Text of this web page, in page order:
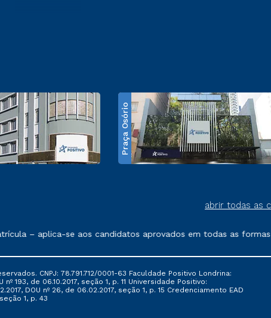
Praça Osório
abrir todas as
de prestação de serviços
– aplica-se aos candidatos aprovados em todas as formas
CNPJ: 78.791.712/0001-63 Faculdade Positivo Londrina:
193, de 06.10.2017, seção 1, p. 11 Universidade Positivo:
DOU nº 26, de 06.02.2017, seção 1, p. 15 Credenciamento EAD
1, p. 43